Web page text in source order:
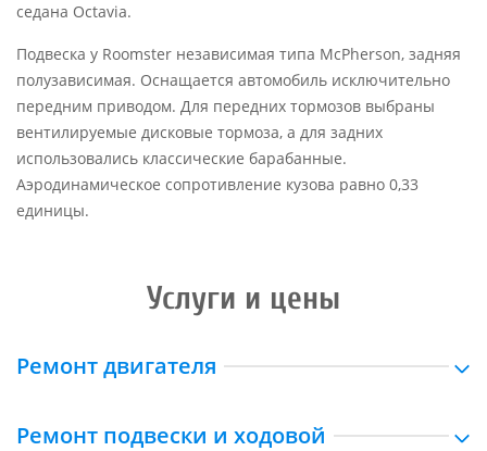
седана Octavia.
Подвеска у Roomster независимая типа McPherson, задняя
полузависимая. Оснащается автомобиль исключительно
передним приводом. Для передних тормозов выбраны
вентилируемые дисковые тормоза, а для задних
использовались классические барабанные.
Аэродинамическое сопротивление кузова равно 0,33
единицы.
Услуги и цены
Ремонт двигателя
Ремонт подвески и ходовой